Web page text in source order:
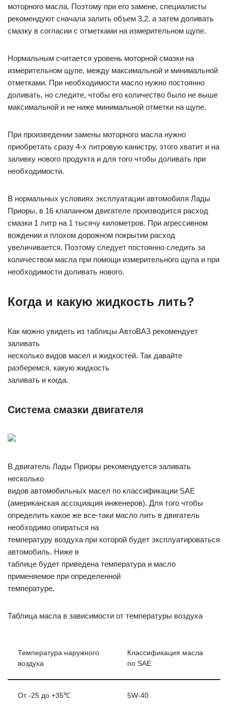
моторного масла. Поэтому при его замене, специалисты
рекомендуют сначала залить объем 3,2, а затем доливать
смазку в согласии с отметками на измерительном щупе.
Нормальным считается уровень моторной смазки на
измерительном щупе, между максимальной и минимальной
отметками. При необходимости масло нужно постоянно
доливать, но следите, чтобы его количество было не выше
максимальной и не ниже минимальной отметки на щупе.
При произведении замены моторного масла нужно
приобретать сразу 4-х литровую канистру, этого хватит и на
заливку нового продукта и для того чтобы доливать при
необходимости.
В нормальных условиях эксплуатации автомобиля Лады
Приоры, в 16 клапанном двигателе производится расход
смазки 1 литр на 1 тысячу километров. При агрессивном
вождении и плохом дорожном покрытии расход
увеличивается. Поэтому следует постоянно следить за
количеством масла при помощи измерительного щупа и при
необходимости доливать нового.
Когда и какую жидкость лить?
Как можно увидеть из таблицы АвтоВАЗ рекомендует
заливать
несколько видов масел и жидкостей. Так давайте
разберемся, какую жидкость
заливать и когда.
Система смазки двигателя
В двигатель Лады Приоры рекомендуется заливать
несколько
видов автомобильных масел по классификации SAE
(американская ассоциация инженеров). Для того чтобы
определить какое же все-таки масло лить в двигатель
необходимо опираться на
температуру воздуха при которой будет эксплуатироваться
автомобиль. Ниже в
таблице будет приведена температура и масло
применяемое при определенной
температуре.
Таблица масла в зависимости от температуры воздуха
Температура наружного
воздуха
Классификация масла
по SAE
От -25 до +35℃ 5W-40